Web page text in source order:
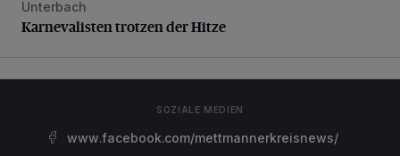
Karnevalisten trotzen der Hitze
Unterbach
Karnevalisten trotzen der Hitze
SOZIALE MEDIEN
www.facebook.com/mettmannerkreisnews/